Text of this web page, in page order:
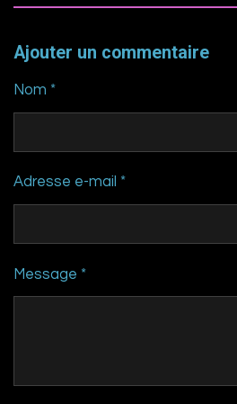
Ajouter un commentaire
Nom *
Adresse e-mail *
Message *